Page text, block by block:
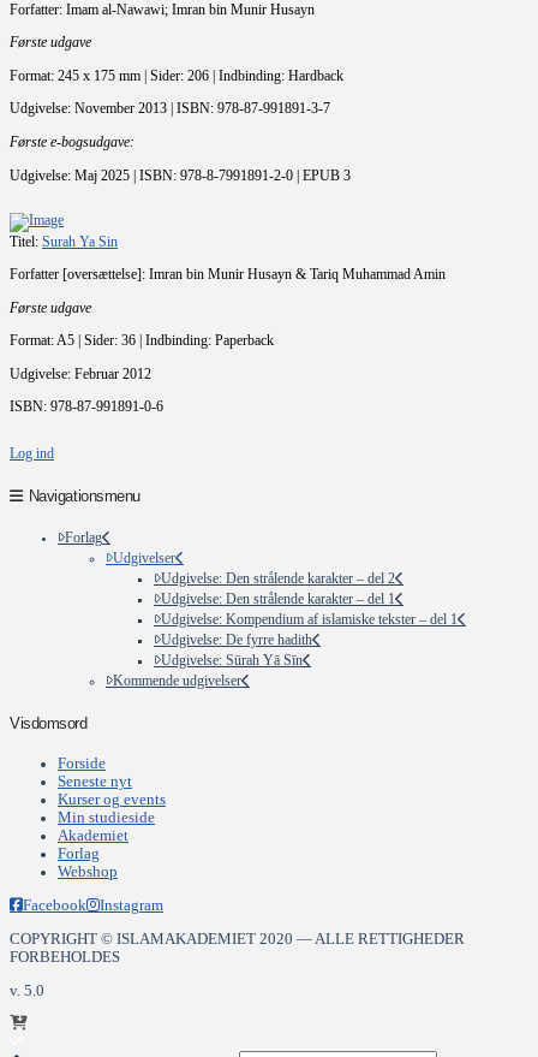
Forfatter: Imam al-Nawawi; Imran bin Munir Husayn
Første udgave
Format: 245 x 175 mm | Sider: 206 | Indbinding: Hardback
Udgivelse: November 2013 | ISBN: 978-87-991891-3-7
Første e-bogsudgave:
Udgivelse: Maj 2025 | ISBN: 978-8-7991891-2-0 | EPUB 3
Titel: Surah Ya Sin
Forfatter [oversættelse]: Imran bin Munir Husayn & Tariq Muhammad Amin
Første udgave
Format: A5 | Sider: 36 | Indbinding: Paperback
Udgivelse: Februar 2012
ISBN: 978-87-991891-0-6
Log ind
Navigationsmenu
Forlag
Udgivelser
Udgivelse: Den strålende karakter – del 2
Udgivelse: Den strålende karakter – del 1
Udgivelse: Kompendium af islamiske tekster – del 1
Udgivelse: De fyrre hadith
Udgivelse: Sūrah Yā Sīn
Kommende udgivelser
Visdomsord
Forside
Seneste nyt
Kurser og events
Min studieside
Akademiet
Forlag
Webshop
Facebook
Instagram
COPYRIGHT © ISLAMAKADEMIET 2020 — ALLE RETTIGHEDER
FORBEHOLDES
v. 5.0